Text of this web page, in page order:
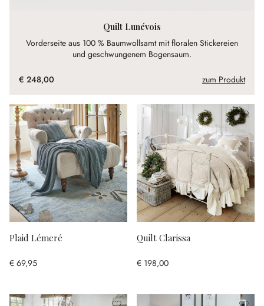
Quilt Lunévois
Vorderseite aus 100 % Baumwollsamt mit floralen Stickereien
und geschwungenem Bogensaum.
€ 248,00 zum Produkt
Plaid Lémeré
€ 69,95
Quilt Clarissa
€ 198,00